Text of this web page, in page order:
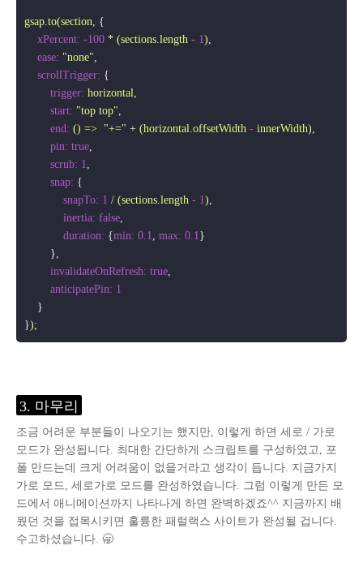
gsap.to(section, {
xPercent: -100 * (sections.length - 1),
ease: "none",
scrollTrigger: {
trigger: horizontal,
start: "top top",
end: () => "+=" + (horizontal.offsetWidth - innerWidth),
pin: true,
scrub: 1,
snap: {
snapTo: 1 / (sections.length - 1),
inertia: false,
duration: {min: 0.1, max: 0.1}
        },
invalidateOnRefresh: true,
anticipatePin: 1
    }
});
3. 마무리
조금 어려운 부분들이 나오기는 했지만, 이렇게 하면 세로 / 가로
모드가 완성됩니다. 최대한 간단하게 스크립트를 구성하였고, 포
폴 만드는데 크게 어려움이 없을거라고 생각이 듭니다. 지금가지
가로 모드, 세로가로 모드를 완성하였습니다. 그럼 이렇게 만든 모
드에서 애니메이션까지 나타나게 하면 완벽하겠죠^^ 지금까지 배
웠던 것을 접목시키면 훌륭한 패럴랙스 사이트가 완성될 겁니다.
수고하셨습니다. 🥱